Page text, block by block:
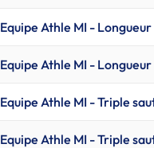
Equipe Athle MI - Longueur
Equipe Athle MI - Longueur
Equipe Athle MI - Triple
Equipe Athle MI - Triple